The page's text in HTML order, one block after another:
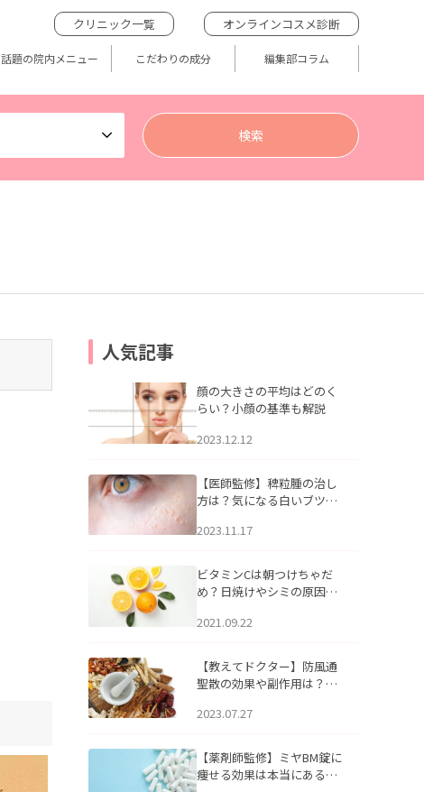
クリニック一覧 オンラインコスメ診断
話題の院内メニュー こだわりの成分 編集部コラム
人気記事
顔の大きさの平均はどのく
らい？小顔の基準も解説
2023.12.12
【医師監修】稗粒腫の治し
方は？気になる白いブツブ
アについて
2023.11.17
ビタミンCは朝つけちゃだ
め？日焼けやシミの原因に
2021.09.22
【教えてドクター】防風通
聖散の効果や副作用は？長
2023.07.27
【薬剤師監修】ミヤBM錠に
痩せる効果は本当にある